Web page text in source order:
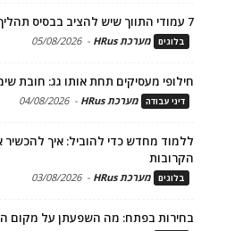
7 עמודי התווך שיש להציב בבסיס תהליך הגיוס ומיתוג המעסיק
בלוגים מערכת HRus -
05/08/2026
חילופי מעסיקים תחת אותו גג: חובת
דיני עבודה מערכת HRus -
04/08/2026
ללמוד מחדש כדי להוביל: איך
הקרובות
בלוגים מערכת HRus -
03/08/2026
בחירות בפתח: מה השפעתן על מקום